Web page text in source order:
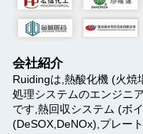
会社紹介
Ruidingは,熱酸化機 (火焼
処理システムのエンジニ
です,熱回収システム (ボ
(DeSOX,DeNOx),プレー